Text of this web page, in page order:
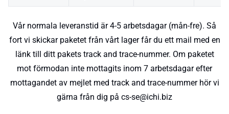
Vår normala leveranstid är 4-5 arbetsdagar (mån-fre). Så
fort vi skickar paketet från vårt lager får du ett mail med en
länk till ditt pakets track and trace-nummer. Om paketet
mot förmodan inte mottagits inom 7 arbetsdagar efter
mottagandet av mejlet med track and trace-nummer hör vi
gärna från dig på cs-se@ichi.biz